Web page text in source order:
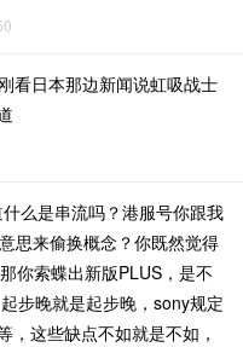
看日本那边新闻说虹吸战士
么是串流吗？港服号你跟我
思来偷换概念？你既然觉得
你索蝶出新版PLUS，是不
步晚就是起步晚，sony规定
，这些缺点不如就是不如，